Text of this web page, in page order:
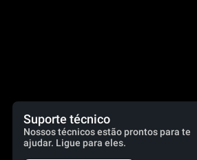
Suporte técnico
Nossos técnicos estão prontos para te
ajudar. Ligue para eles.